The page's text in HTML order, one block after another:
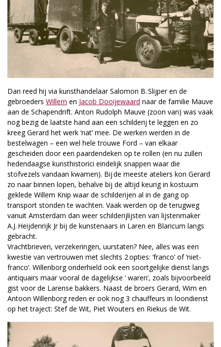
Dan reed hij via kunsthandelaar Salomon B. Slijper en de
gebroeders Willem en Jacob Dooijewaard naar de familie Mauve
aan de Schapendrift. Anton Rudolph Mauve (zoon van) was vaak
nog bezig de laatste hand aan een schilderij te leggen en zo
kreeg Gerard het werk ‘nat’ mee. De werken werden in de
bestelwagen – een wel hele trouwe Ford – van elkaar
gescheiden door een paardendeken op te rollen (en nu zullen
hedendaagse kunsthistorici eindelijk snappen waar die
stofvezels vandaan kwamen). Bij de meeste ateliers kon Gerard
zo naar binnen lopen, behalve bij de altijd keurig in kostuum
geklede Willem Knip waar de schilderijen al in de gang op
transport stonden te wachten. Vaak werden op de terugweg
vanuit Amsterdam dan weer schilderijlijsten van lijstenmaker
A.J. Heijdenrijk Jr bij de kunstenaars in Laren en Blaricum langs
gebracht.
Vrachtbrieven, verzekeringen, uurstaten? Nee, alles was een
kwestie van vertrouwen met slechts 2 opties: ‘franco’ of ‘niet-
franco’. Willenborg onderhield ook een soortgelijke dienst langs
antiquairs maar vooral de dagelijkse ‘ waren’, zoals bijvoorbeeld
gist voor de Larense bakkers. Naast de broers Gerard, Wim en
Antoon Willenborg reden er ook nog 3 chauffeurs in loondienst
op het traject: Stef de Wit, Piet Wouters en Riekus de Wit.